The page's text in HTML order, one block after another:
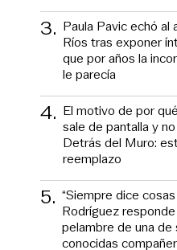
3. Paula Pavic echó al
Ríos tras exponer
que por años la
le parecía
4. El motivo de por
sale de pantalla y
Detrás del Muro:
reemplazo
5. “Siempre dice cosas
Rodríguez
pelambre de una de
conocidas